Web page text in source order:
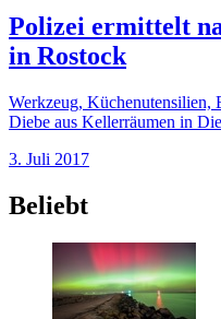
Polizei ermittelt
in Rostock
Werkzeug, Küchenutensilien,
Diebe aus Kellerräumen in
3. Juli 2017
Beliebt